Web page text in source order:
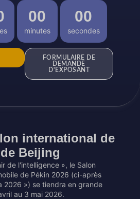
00
minutes
00
secondes
FORMULAIRE DE
DEMANDE
D'EXPOSANT
international de
Beijing
de l'intelligence », le Salon
de Pékin 2026 (ci-après
2026 ») se tiendra en grande
au 3 mai 2026.